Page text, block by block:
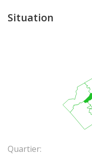
Situation
Quartier: